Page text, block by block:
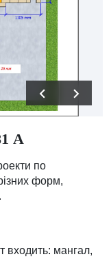
А
по
форм,
входить: мангал,